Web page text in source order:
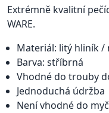
Extrémně kvalitní
WARE.
Materiál: litý hliník /
Barva: stříbrná
Vhodné do trouby
Jednoduchá údržba
Není vhodné do